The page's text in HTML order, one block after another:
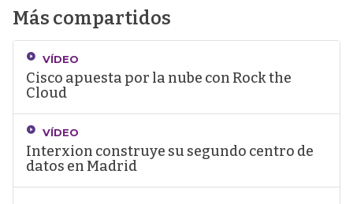
Más compartidos
VÍDEO
Cisco apuesta por la nube con Rock the
Cloud
VÍDEO
Interxion construye su segundo centro de
datos en Madrid